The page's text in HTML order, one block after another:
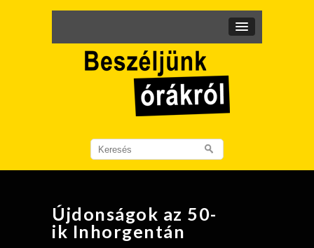
Search
for:
Újdonságok az 50-
ik Inhorgentán